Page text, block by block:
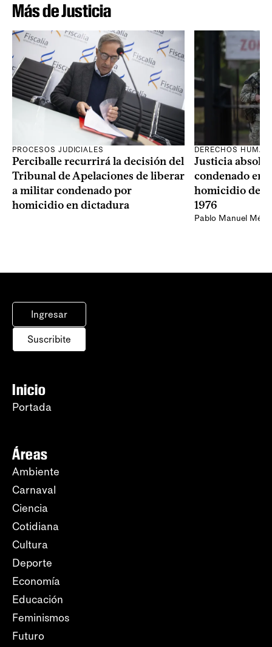
Más de Justicia
PROCESOS JUDICIALES
Perciballe recurrirá la decisión del
Tribunal de Apelaciones de liberar
a militar condenado por
homicidio en dictadura
DERECHOS
Justicia
condenado en
homicidio de
1976
Pablo Manuel
Ingresar
Suscribite
Inicio
Portada
Áreas
Ambiente
Carnaval
Ciencia
Cotidiana
Cultura
Deporte
Economía
Educación
Feminismos
Futuro